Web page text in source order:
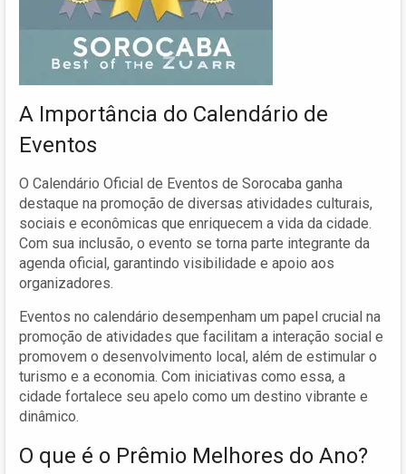
A Importância do Calendário de
Eventos
O Calendário Oficial de Eventos de Sorocaba ganha
destaque na promoção de diversas atividades culturais,
sociais e econômicas que enriquecem a vida da cidade.
Com sua inclusão, o evento se torna parte integrante da
agenda oficial, garantindo visibilidade e apoio aos
organizadores.
Eventos no calendário desempenham um papel crucial na
promoção de atividades que facilitam a interação social e
promovem o desenvolvimento local, além de estimular o
turismo e a economia. Com iniciativas como essa, a
cidade fortalece seu apelo como um destino vibrante e
dinâmico.
O que é o Prêmio Melhores do Ano?